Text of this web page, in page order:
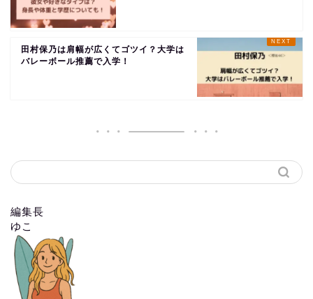
田村保乃は肩幅が広くてゴツイ？大学は
バレーボール推薦で入学！
編集長
ゆこ